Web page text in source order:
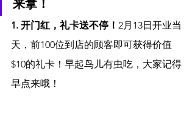
来拿！
1. 开门红，礼卡送不停！ 2月13日开业当
天，前100位到店的顾客即可获得价值
$10的礼卡！早起鸟儿有虫吃，大家记得
早点来哦！